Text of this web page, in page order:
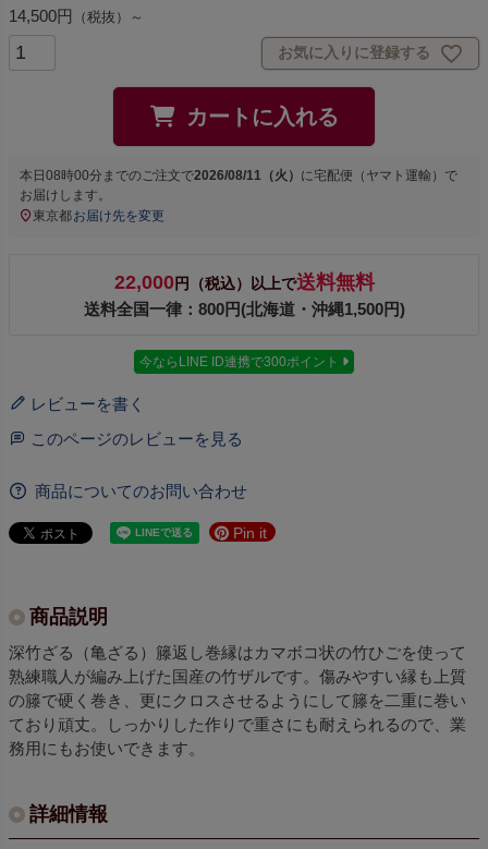
14,500円 （税抜）～
お気に入りに登録する
カートに入れる
本日08時00分 までのご注文で2026/08/11（火） に 宅配便（ヤマト運輸） で
お届けします。
東京都お届け先を変更
22,000円（税込）以上で送料無料
送料全国一律：800円(北海道・沖縄1,500円)
今ならLINE ID連携で300ポイント
レビューを書く
このページのレビューを見る
商品についてのお問い合わせ
Pin it
商品説明
深竹ざる（亀ざる）籐返し巻縁はカマボコ状の竹ひごを使って
熟練職人が編み上げた国産の竹ザルです。傷みやすい縁も上質
の籐で硬く巻き、更にクロスさせるようにして籐を二重に巻い
ており頑丈。しっかりした作りで重さにも耐えられるので、業
務用にもお使いできます。
詳細情報